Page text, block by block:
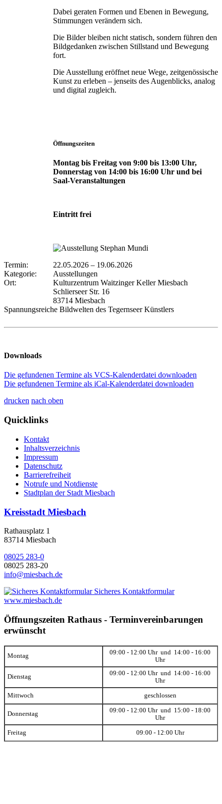
Dabei geraten Formen und Ebenen in Bewegung,
Stimmungen verändern sich.
Die Bilder bleiben nicht statisch, sondern führen den
Bildgedanken zwischen Stillstand und Bewegung
fort.
Die Ausstellung eröffnet neue Wege, zeitgenössische
Kunst zu erleben – jenseits des Augenblicks, analog
und digital zugleich.
Öffnungszeiten
Montag bis Freitag von 9:00 bis 13:00 Uhr,
Donnerstag von 14:00 bis 16:00 Uhr und bei
Saal-Veranstaltungen
Eintritt frei
Termin: 22.05.2026 – 19.06.2026
Kategorie:
Ausstellungen
Ort:
Kulturzentrum Waitzinger Keller Miesbach
Schlierseer Str. 16
83714 Miesbach
Spannungsreiche Bildwelten des Tegernseer Künstlers
Downloads
Die gefundenen Termine als VCS-Kalenderdatei downloaden
Die gefundenen Termine als iCal-Kalenderdatei downloaden
drucken nach oben
Quicklinks
Kontakt
Inhaltsverzeichnis
Impressum
Datenschutz
Barrierefreiheit
Notrufe und Notdienste
Stadtplan der Stadt Miesbach
Kreisstadt Miesbach
Rathausplatz 1
83714 Miesbach
08025 283-0
08025 283-20
info@miesbach.de
Sicheres Kontaktformular
www.miesbach.de
Öffnungszeiten Rathaus - Terminvereinbarungen
erwünscht
Montag
09:00 - 12:00 Uhr und 14:00 - 16:00
Uhr
Dienstag
09:00 - 12:00 Uhr und 14:00 - 16:00
Uhr
Mittwoch geschlossen
Donnerstag
09:00 - 12:00 Uhr und 15:00 - 18:00
Uhr
Freitag 09:00 - 12:00 Uhr